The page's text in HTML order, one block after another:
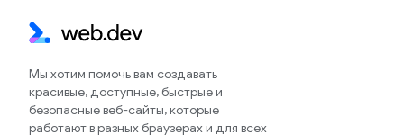
Мы хотим помочь вам создавать
красивые, доступные, быстрые и
безопасные веб-сайты, которые
работают в разных браузерах и для всех